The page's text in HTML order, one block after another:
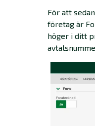
För att
företag är
höger i ditt